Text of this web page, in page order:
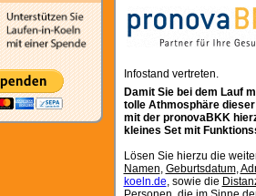
Infostand vertreten.
Damit Sie bei dem Lauf
tolle Athmosphäre
mit der pronovaBKK
kleines Set mit
Lösen Sie hierzu die
Namen, Geburtsdatum,
koeln.de, sowie die